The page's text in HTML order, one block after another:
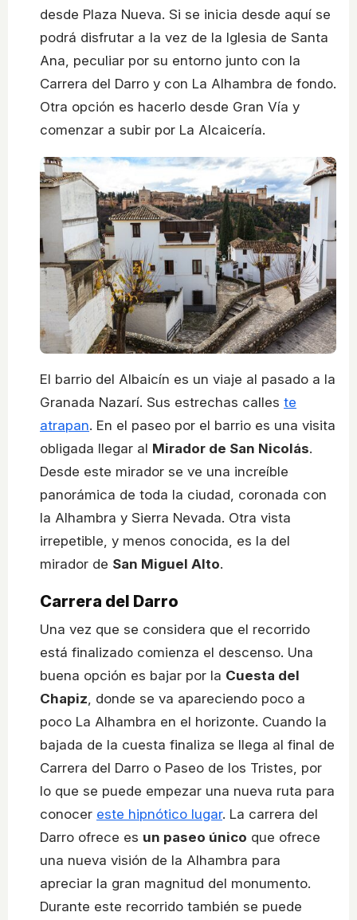
desde Plaza Nueva. Si se inicia desde aquí se
podrá disfrutar a la vez de la Iglesia de Santa
Ana, peculiar por su entorno junto con la
Carrera del Darro y con La Alhambra de fondo.
Otra opción es hacerlo desde Gran Vía y
comenzar a subir por La Alcaicería.
El barrio del Albaicín es un viaje al pasado a la
Granada Nazarí. Sus estrechas calles te
atrapan. En el paseo por el barrio es una visita
obligada llegar al Mirador de San Nicolás.
Desde este mirador se ve una increíble
panorámica de toda la ciudad, coronada con
la Alhambra y Sierra Nevada. Otra vista
irrepetible, y menos conocida, es la del
mirador de San Miguel Alto.
Carrera del Darro
Una vez que se considera que el recorrido
está finalizado comienza el descenso. Una
buena opción es bajar por la Cuesta del
Chapiz, donde se va apareciendo poco a
poco La Alhambra en el horizonte. Cuando la
bajada de la cuesta finaliza se llega al final de
Carrera del Darro o Paseo de los Tristes, por
lo que se puede empezar una nueva ruta para
conocer este hipnótico lugar. La carrera del
Darro ofrece es un paseo único que ofrece
una nueva visión de la Alhambra para
apreciar la gran magnitud del monumento.
Durante este recorrido también se puede